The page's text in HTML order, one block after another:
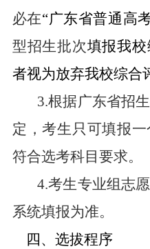
必在“广东省普通高
型招生批次填报我
者视为放弃我校综合
3.根据广东省招
定，考生只可填报
符合选考科目要求。
4.考生专业组志
系统填报为准。
四、选拔程序